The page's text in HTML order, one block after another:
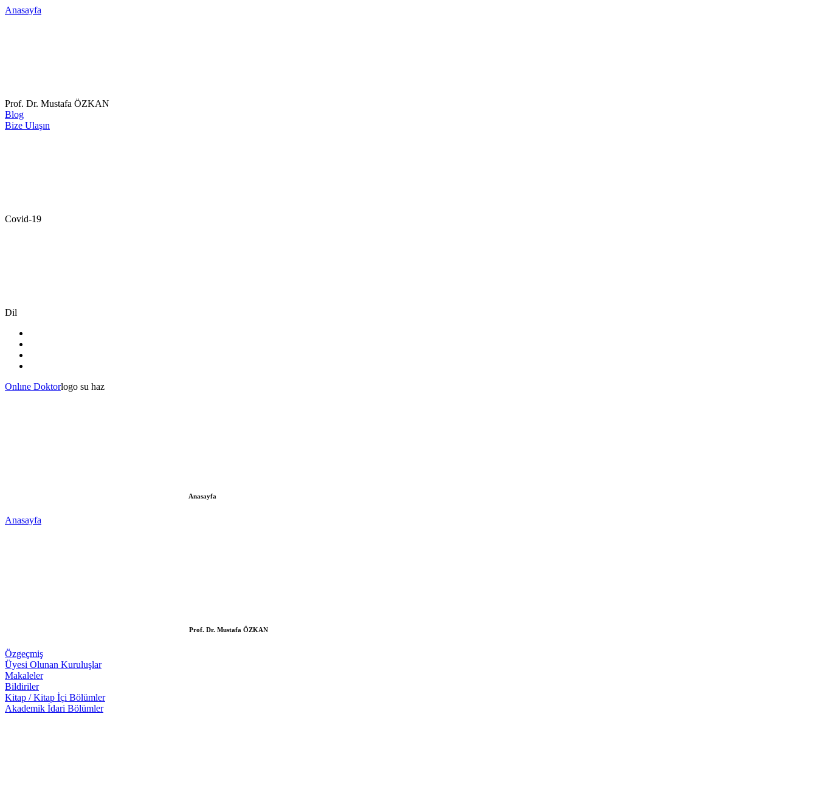
Anasayfa
Prof. Dr. Mustafa ÖZKAN
Blog
Bize Ulaşın
Covid-19
Dil
Onlıne Doktorlogo su haz
Anasayfa
Anasayfa
Prof. Dr. Mustafa ÖZKAN
Özgeçmiş
Üyesi Olunan Kuruluşlar
Makaleler
Bildiriler
Kitap / Kitap İçi Bölümler
Akademik İdari Bölümler